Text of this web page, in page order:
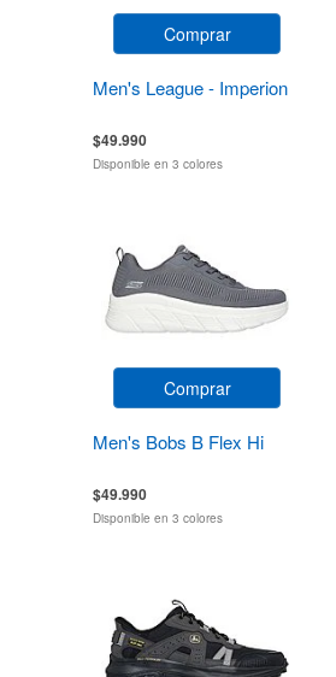
Comprar
Men's League - Imperion
$49.990
Disponible en 3 colores
Comprar
Men's Bobs B Flex Hi
$49.990
Disponible en 3 colores